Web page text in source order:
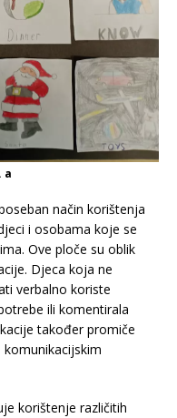
a
način korištenja
i osobama koje se
Ove ploče su oblik
Djeca koja ne
verbalno koriste
ili komentirala
također promiče
korištenje različitih